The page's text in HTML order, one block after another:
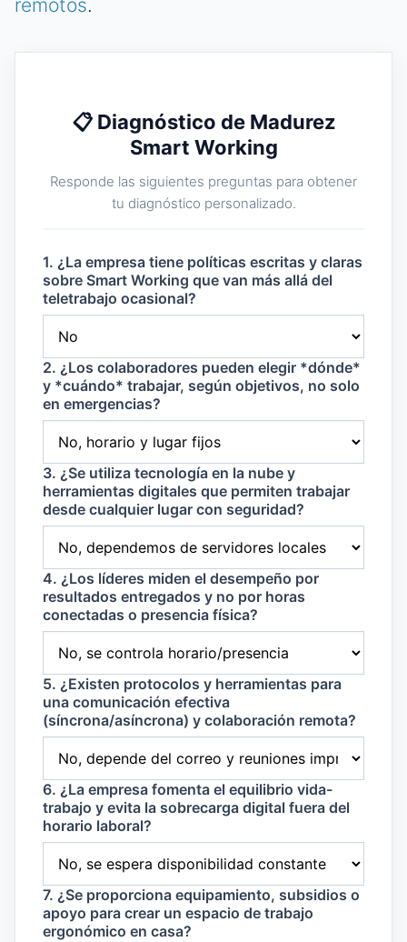
remotos.
📋 Diagnóstico de Madurez
Smart Working
Responde las siguientes preguntas para obtener
tu diagnóstico personalizado.
1. ¿La empresa tiene políticas escritas y claras
sobre Smart Working que van más allá del
teletrabajo ocasional?
2. ¿Los colaboradores pueden elegir *dónde*
y *cuándo* trabajar, según objetivos, no solo
en emergencias?
3. ¿Se utiliza tecnología en la nube y
herramientas digitales que permiten trabajar
desde cualquier lugar con seguridad?
4. ¿Los líderes miden el desempeño por
resultados entregados y no por horas
conectadas o presencia física?
5. ¿Existen protocolos y herramientas para
una comunicación efectiva
(síncrona/asíncrona) y colaboración remota?
6. ¿La empresa fomenta el equilibrio vida-
trabajo y evita la sobrecarga digital fuera del
horario laboral?
7. ¿Se proporciona equipamiento, subsidios o
apoyo para crear un espacio de trabajo
ergonómico en casa?